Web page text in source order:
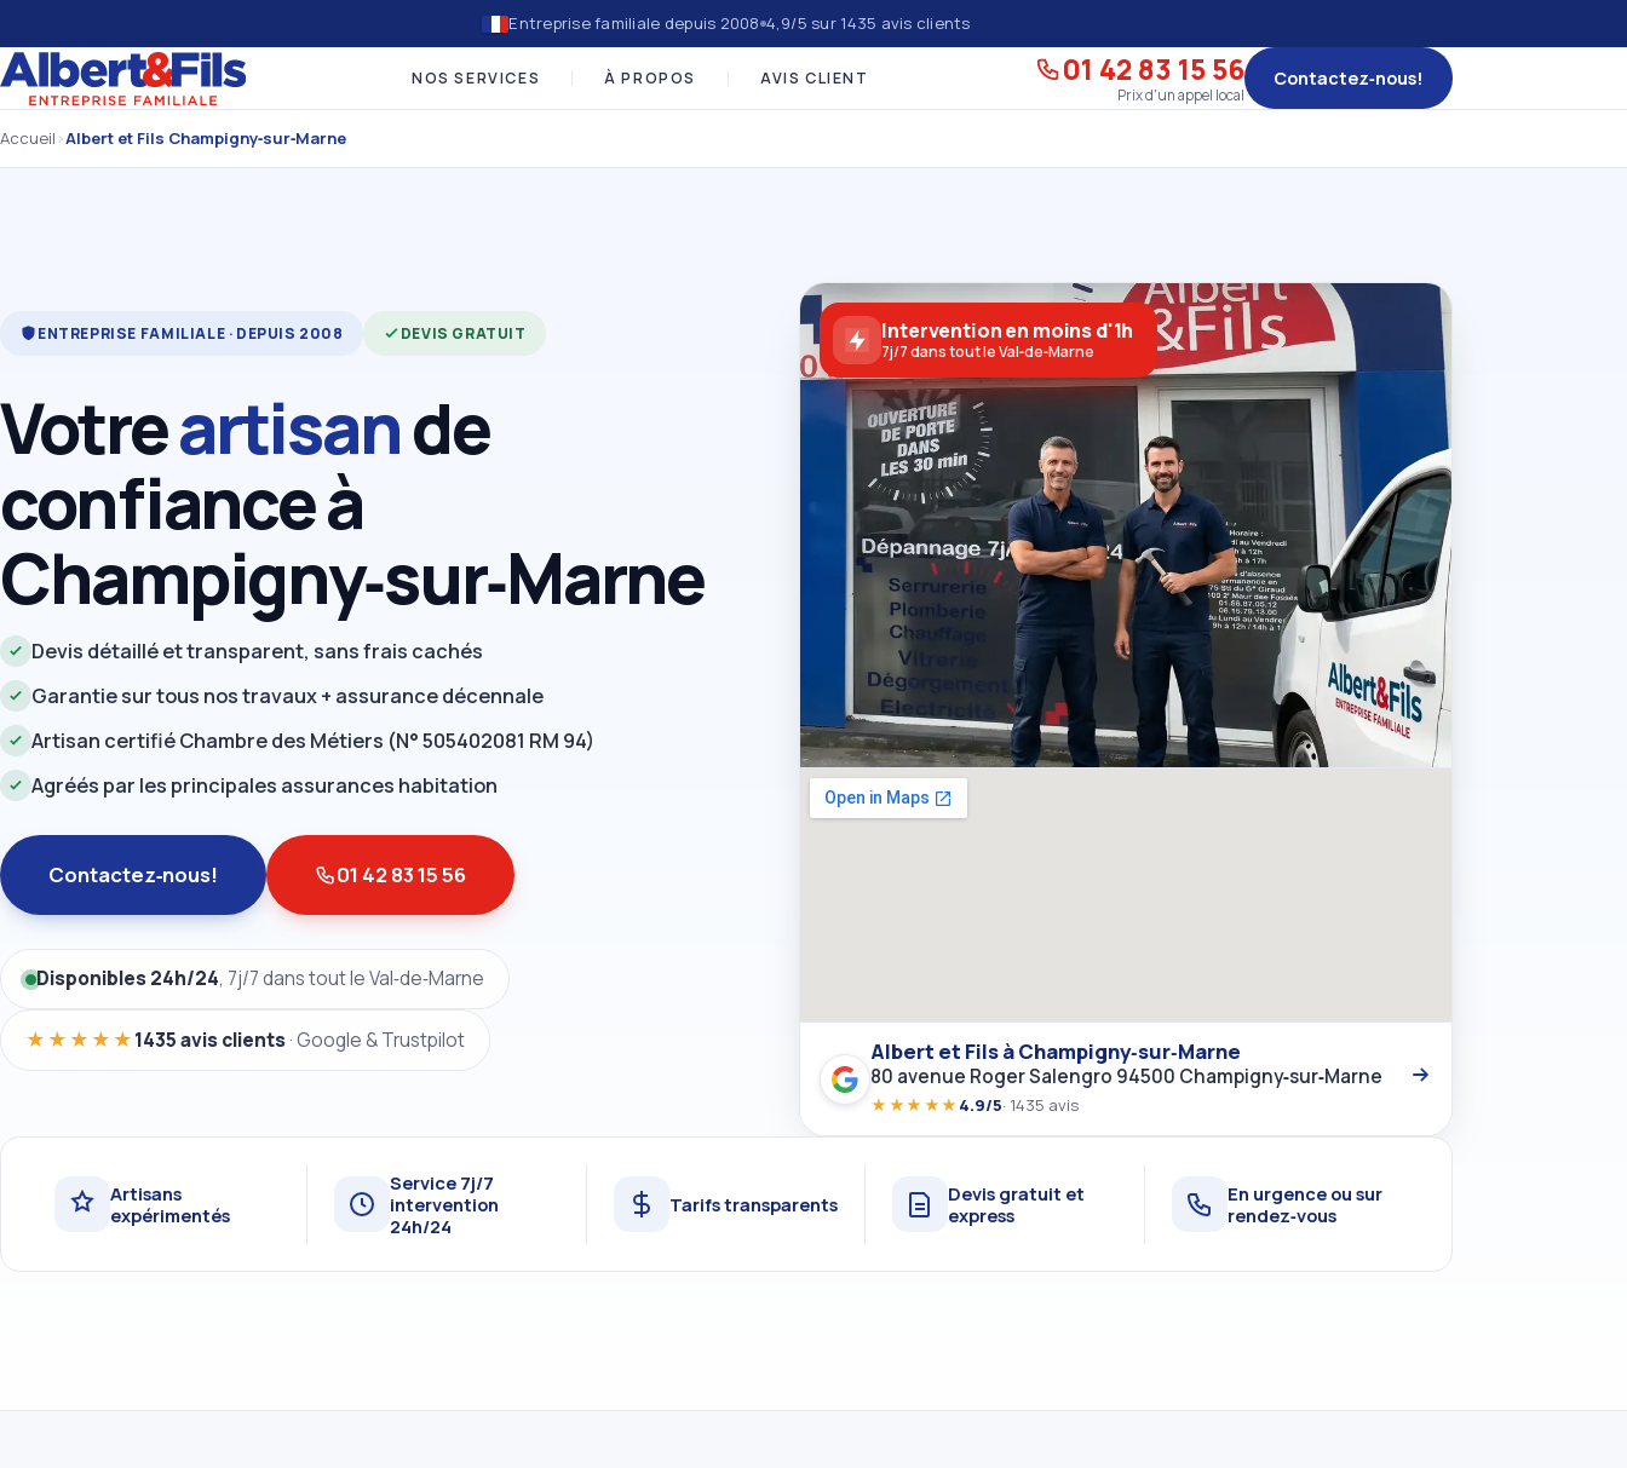
Entreprise familiale depuis 2008 4,9/5 sur 1435 avis clients
NOS SERVICES À PROPOS AVIS CLIENT 01 42 83 15 56
Prix d'un appel local
Contactez‑nous!
Accueil ›Albert et Fils Champigny‑sur‑Marne
ENTREPRISE FAMILIALE · DEPUIS 2008 DEVIS GRATUIT
Votreartisande
confiance à
Champigny‑sur‑Marne
Devis détaillé et transparent, sans frais cachés
Garantie sur tous nos travaux + assurance décennale
Artisan certifié Chambre des Métiers (N° 505402081 RM 94)
Agréés par les principales assurances habitation
Contactez‑nous! 01 42 83 15 56
Disponibles 24h/24, 7j/7 dans tout le Val‑de‑Marne
★★★★★1435 avis clients· Google & Trustpilot
Intervention en moins d'1h
7j/7 dans tout le Val‑de‑Marne
Albert et Fils à Champigny‑sur‑Marne
80 avenue Roger Salengro 94500 Champigny‑sur‑Marne
★★★★★ 4.9/5· 1435 avis
Artisans
expérimentés
Service 7j/7
intervention
24h/24
Tarifs transparents
Devis gratuit et
express
En urgence ou sur
rendez‑vous